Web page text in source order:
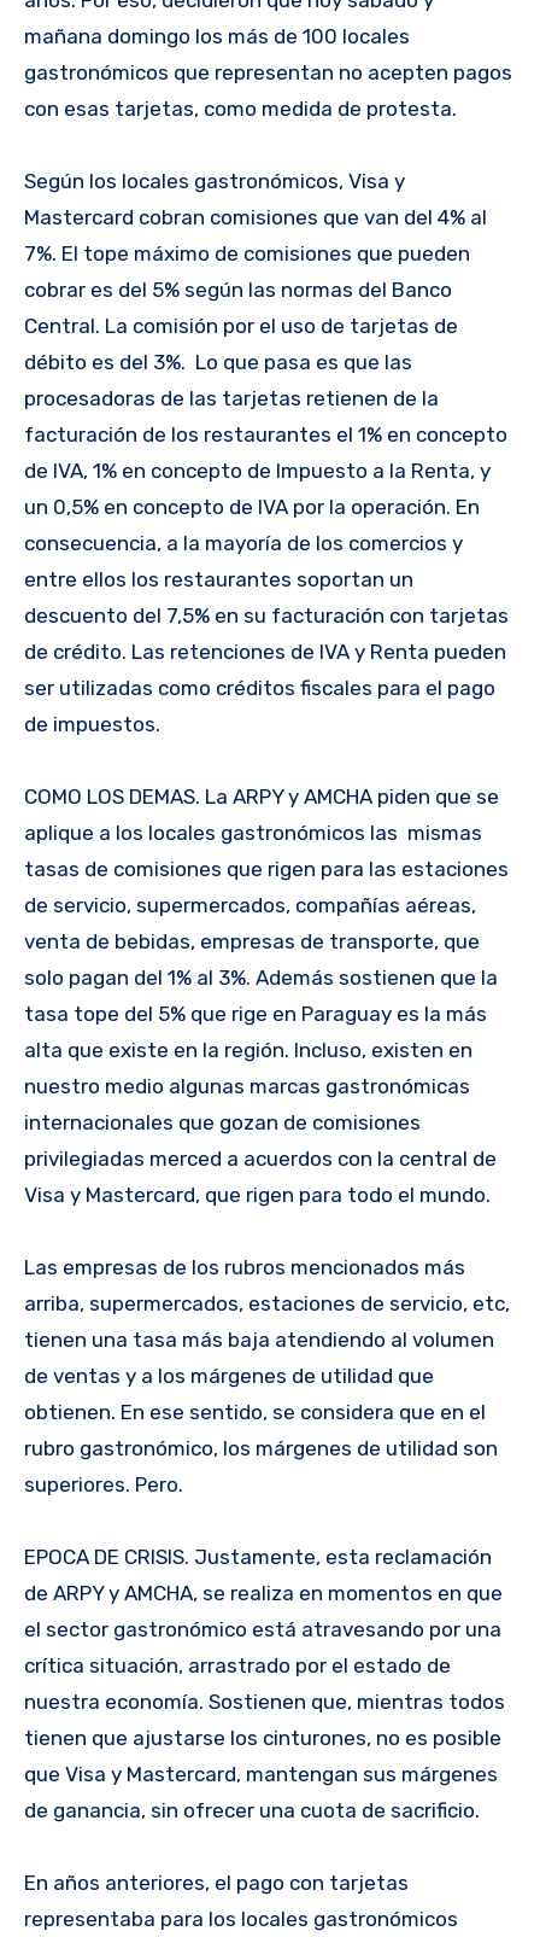
mañana domingo los más de 100 locales
gastronómicos que representan no acepten pagos
con esas tarjetas, como medida de protesta.
Según los locales gastronómicos, Visa y
Mastercard cobran comisiones que van del 4% al
7%. El tope máximo de comisiones que pueden
cobrar es del 5% según las normas del Banco
Central. La comisión por el uso de tarjetas de
débito es del 3%. Lo que pasa es que las
procesadoras de las tarjetas retienen de la
facturación de los restaurantes el 1% en concepto
de IVA, 1% en concepto de Impuesto a la Renta, y
un 0,5% en concepto de IVA por la operación. En
consecuencia, a la mayoría de los comercios y
entre ellos los restaurantes soportan un
descuento del 7,5% en su facturación con tarjetas
de crédito. Las retenciones de IVA y Renta pueden
ser utilizadas como créditos fiscales para el pago
de impuestos.
COMO LOS DEMAS. La ARPY y AMCHA piden que se
aplique a los locales gastronómicos las mismas
tasas de comisiones que rigen para las estaciones
de servicio, supermercados, compañías aéreas,
venta de bebidas, empresas de transporte, que
solo pagan del 1% al 3%. Además sostienen que la
tasa tope del 5% que rige en Paraguay es la más
alta que existe en la región. Incluso, existen en
nuestro medio algunas marcas gastronómicas
internacionales que gozan de comisiones
privilegiadas merced a acuerdos con la central de
Visa y Mastercard, que rigen para todo el mundo.
Las empresas de los rubros mencionados más
arriba, supermercados, estaciones de servicio, etc,
tienen una tasa más baja atendiendo al volumen
de ventas y a los márgenes de utilidad que
obtienen. En ese sentido, se considera que en el
rubro gastronómico, los márgenes de utilidad son
superiores. Pero.
EPOCA DE CRISIS. Justamente, esta reclamación
de ARPY y AMCHA, se realiza en momentos en que
el sector gastronómico está atravesando por una
crítica situación, arrastrado por el estado de
nuestra economía. Sostienen que, mientras todos
tienen que ajustarse los cinturones, no es posible
que Visa y Mastercard, mantengan sus márgenes
de ganancia, sin ofrecer una cuota de sacrificio.
En años anteriores, el pago con tarjetas
representaba para los locales gastronómicos